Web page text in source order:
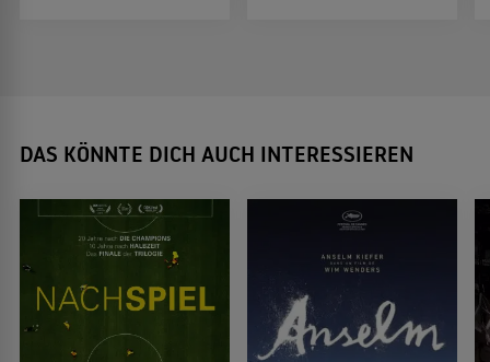
DAS KÖNNTE DICH AUCH INTERESSIEREN